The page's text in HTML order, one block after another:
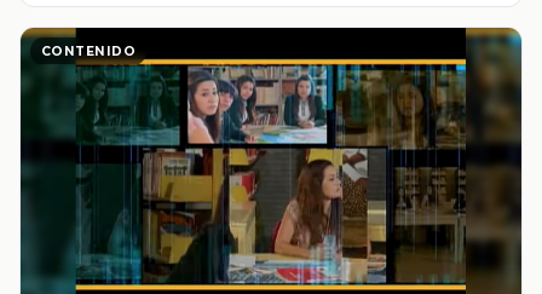
CONTENIDO